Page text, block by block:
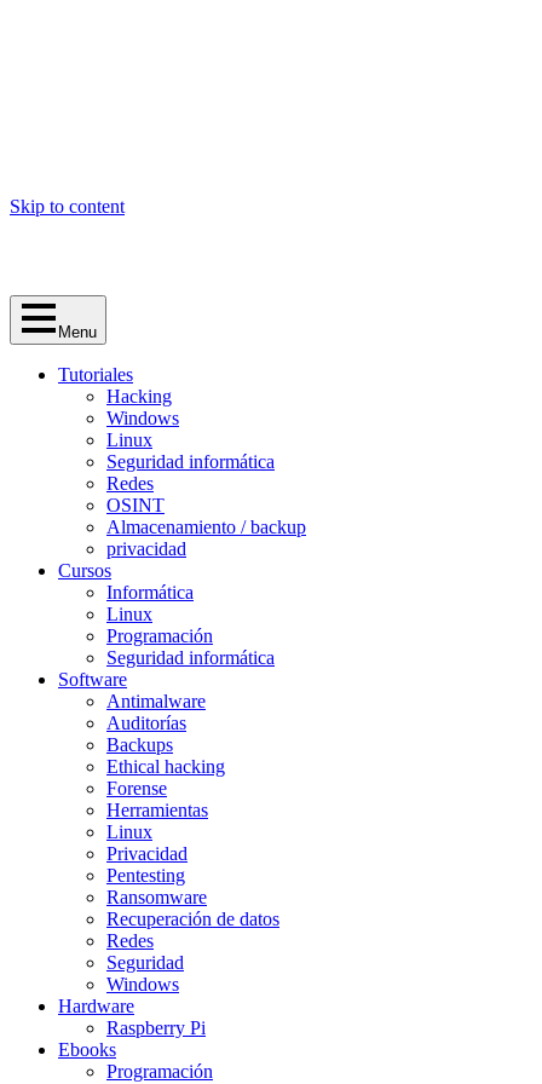
Skip to content
Menu
Tutoriales
Hacking
Windows
Linux
Seguridad informática
Redes
OSINT
Almacenamiento / backup
privacidad
Cursos
Informática
Linux
Programación
Seguridad informática
Software
Antimalware
Auditorías
Backups
Ethical hacking
Forense
Herramientas
Linux
Privacidad
Pentesting
Ransomware
Recuperación de datos
Redes
Seguridad
Windows
Hardware
Raspberry Pi
Ebooks
Programación